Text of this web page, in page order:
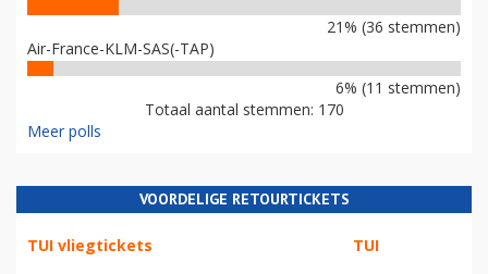
21% (36 stemmen)
Air-France-KLM-SAS(-TAP)
6% (11 stemmen)
Totaal aantal stemmen: 170
Meer polls
VOORDELIGE RETOURTICKETS
TUI vliegtickets TUI